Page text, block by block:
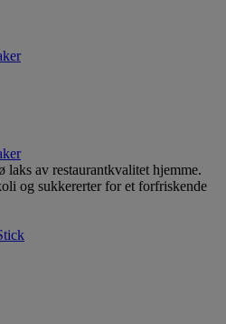
laks av restaurantkvalitet hjemme.
og sukkererter for et forfriskende